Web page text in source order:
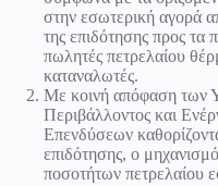
στην εσωτερική αγορά
της επιδότησης προς τα
πωλητές πετρελαίου
καταναλωτές.
Με κοινή απόφαση των
Περιβάλλοντος και
Επενδύσεων
επιδότησης, ο
ποσοτήτων πετρελαίου